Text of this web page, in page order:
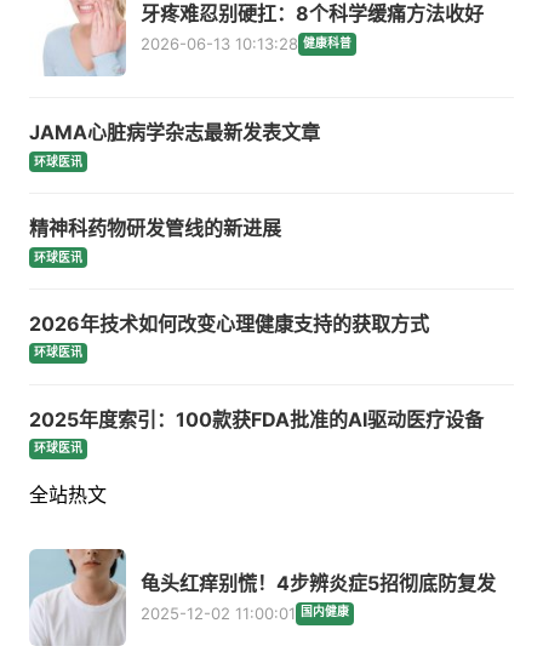
牙疼难忍别硬扛：8个科学缓痛方法收好
2026-06-13 10:13:28 健康科普
JAMA心脏病学杂志最新发表文章
环球医讯
精神科药物研发管线的新进展
环球医讯
2026年技术如何改变心理健康支持的获取方式
环球医讯
2025年度索引：100款获FDA批准的AI驱动医疗设备
环球医讯
全站热文
龟头红痒别慌！4步辨炎症5招彻底防复发
2025-12-02 11:00:01 国内健康